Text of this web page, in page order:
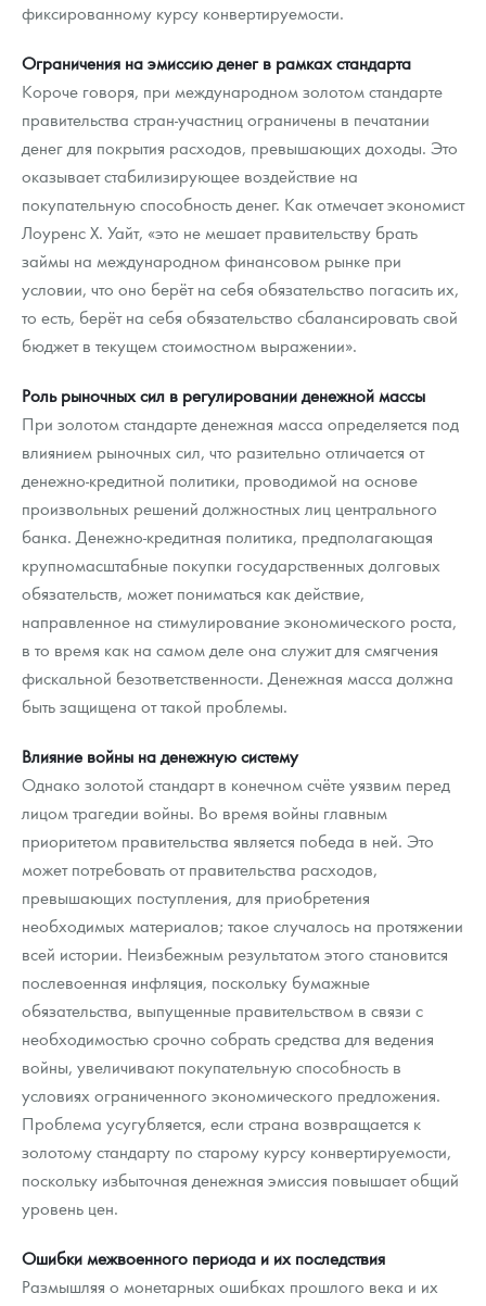
фиксированному курсу конвертируемости.
Ограничения на эмиссию денег в рамках стандарта
Короче говоря, при международном золотом стандарте
правительства стран-участниц ограничены в печатании
денег для покрытия расходов, превышающих доходы. Это
оказывает стабилизирующее воздействие на
покупательную способность денег. Как отмечает экономист
Лоуренс Х. Уайт, «это не мешает правительству брать
займы на международном финансовом рынке при
условии, что оно берёт на себя обязательство погасить их,
то есть, берёт на себя обязательство сбалансировать свой
бюджет в текущем стоимостном выражении».
Роль рыночных сил в регулировании денежной массы
При золотом стандарте денежная масса определяется под
влиянием рыночных сил, что разительно отличается от
денежно-кредитной политики, проводимой на основе
произвольных решений должностных лиц центрального
банка. Денежно-кредитная политика, предполагающая
крупномасштабные покупки государственных долговых
обязательств, может пониматься как действие,
направленное на стимулирование экономического роста,
в то время как на самом деле она служит для смягчения
фискальной безответственности. Денежная масса должна
быть защищена от такой проблемы.
Влияние войны на денежную систему
Однако золотой стандарт в конечном счёте уязвим перед
лицом трагедии войны. Во время войны главным
приоритетом правительства является победа в ней. Это
может потребовать от правительства расходов,
превышающих поступления, для приобретения
необходимых материалов; такое случалось на протяжении
всей истории. Неизбежным результатом этого становится
послевоенная инфляция, поскольку бумажные
обязательства, выпущенные правительством в связи с
необходимостью срочно собрать средства для ведения
войны, увеличивают покупательную способность в
условиях ограниченного экономического предложения.
Проблема усугубляется, если страна возвращается к
золотому стандарту по старому курсу конвертируемости,
поскольку избыточная денежная эмиссия повышает общий
уровень цен.
Ошибки межвоенного периода и их последствия
Размышляя о монетарных ошибках прошлого века и их